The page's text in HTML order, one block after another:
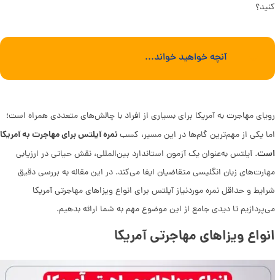
کنید؟
آنچه خواهید خواند...
رویای مهاجرت به آمریکا برای بسیاری از افراد با چالش‌های متعددی همراه است؛
اما یکی از مهم‌ترین گام‌ها در این مسیر، کسبنمره آیلتس برای مهاجرت به آمریکا
است. آیلتس به‌عنوان یک آزمون استاندارد بین‌المللی، نقش حیاتی در ارزیابی
مهارت‌های زبان انگلیسی متقاضیان ایفا می‌کند. در این مقاله به بررسی دقیق
شرایط و حداقل نمره موردنیاز آیلتس برای انواع ویزاهای مهاجرتی آمریکا
می‌پردازیم تا دیدی جامع از این موضوع مهم به شما ارائه بدهیم.
انواع ویزاهای مهاجرتی آمریکا